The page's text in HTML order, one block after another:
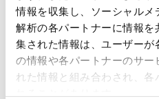
情報を収集し、ソーシャルメ
解析の各パートナーに情報を
集された情報は、ユーザー
の情報や各パートナーのサー
れた情報と組み合わされ、各